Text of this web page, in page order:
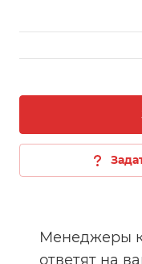
Менеджеры
ответят на